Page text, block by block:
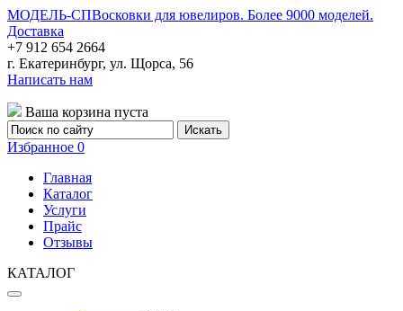
МОДЕЛЬ-СПВосковки для ювелиров. Более 9000 моделей.
Доставка
+7 912 654 2664
г. Екатеринбург, ул. Щорса, 56
Написать нам
Ваша корзина пуста
Избранное 0
Главная
Каталог
Услуги
Прайс
Отзывы
КАТАЛОГ